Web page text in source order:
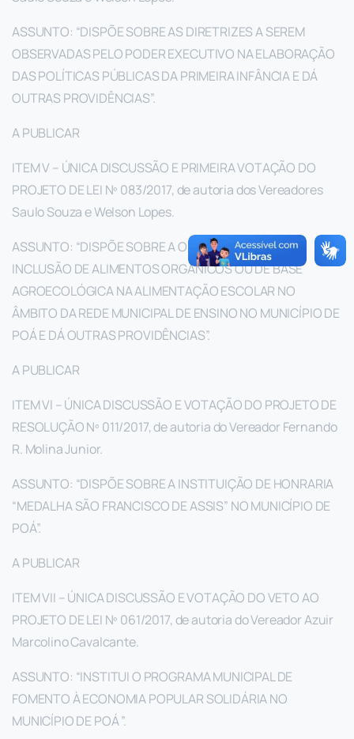
ASSUNTO: “DISPÕE SOBRE AS DIRETRIZES A SEREM
OBSERVADAS PELO PODER EXECUTIVO NA ELABORAÇÃO
DAS POLÍTICAS PÚBLICAS DA PRIMEIRA INFÂNCIA E DÁ
OUTRAS PROVIDÊNCIAS”.
A PUBLICAR
ITEM V – ÚNICA DISCUSSÃO E PRIMEIRA VOTAÇÃO DO
PROJETO DE LEI Nº 083/2017, de autoria dos Vereadores
Saulo Souza e Welson Lopes.
ASSUNTO: “DISPÕE SOBRE A OBRIGATORIEDADE DA
INCLUSÃO DE ALIMENTOS ORGÂNICOS OU DE BASE
AGROECOLÓGICA NA ALIMENTAÇÃO ESCOLAR NO
ÂMBITO DA REDE MUNICIPAL DE ENSINO NO MUNICÍPIO DE
POÁ E DÁ OUTRAS PROVIDÊNCIAS”.
A PUBLICAR
ITEM VI – ÚNICA DISCUSSÃO E VOTAÇÃO DO PROJETO DE
RESOLUÇÃO Nº 011/2017, de autoria do Vereador Fernando
R. Molina Junior.
ASSUNTO: “DISPÕE SOBRE A INSTITUIÇÃO DE HONRARIA
“MEDALHA SÃO FRANCISCO DE ASSIS” NO MUNICÍPIO DE
POÁ”.
A PUBLICAR
ITEM VII – ÚNICA DISCUSSÃO E VOTAÇÃO DO VETO AO
PROJETO DE LEI Nº 061/2017, de autoria do Vereador Azuir
Marcolino Cavalcante.
ASSUNTO: “INSTITUI O PROGRAMA MUNICIPAL DE
FOMENTO À ECONOMIA POPULAR SOLIDÁRIA NO
MUNICÍPIO DE POÁ ”.